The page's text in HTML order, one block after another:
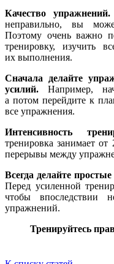
Качество упражнений.
неправильно, вы
Поэтому очень важно
тренировку, изучить
их выполнения.
Сначала делайте
усилий. Например,
а потом перейдите к
все упражнения.
Интенсивность
тренировка занимает
перерывы между
Всегда делайте
Перед усиленной
чтобы впоследствии
упражнений.
Тренируйтесь